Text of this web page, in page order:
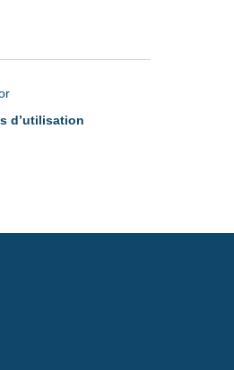
d’utilisation